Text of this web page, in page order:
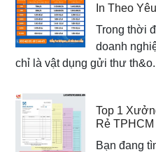
In Theo
Trong thời
doanh
chỉ là vật dụng gửi thư
Top 1
Rẻ
Bạn đang